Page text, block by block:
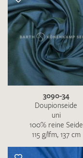
3090-34
Doupionseide
uni
100% reine Seide
115 g/lfm, 137 cm